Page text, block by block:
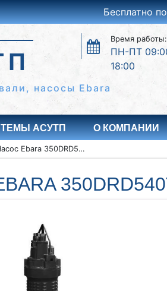
Бесплатно
Время работы:
ПН-ПТ
18:00
насосы Ebara
АСУТП О КОМПАНИИ
Насос Ebara 350DRD540T8CG